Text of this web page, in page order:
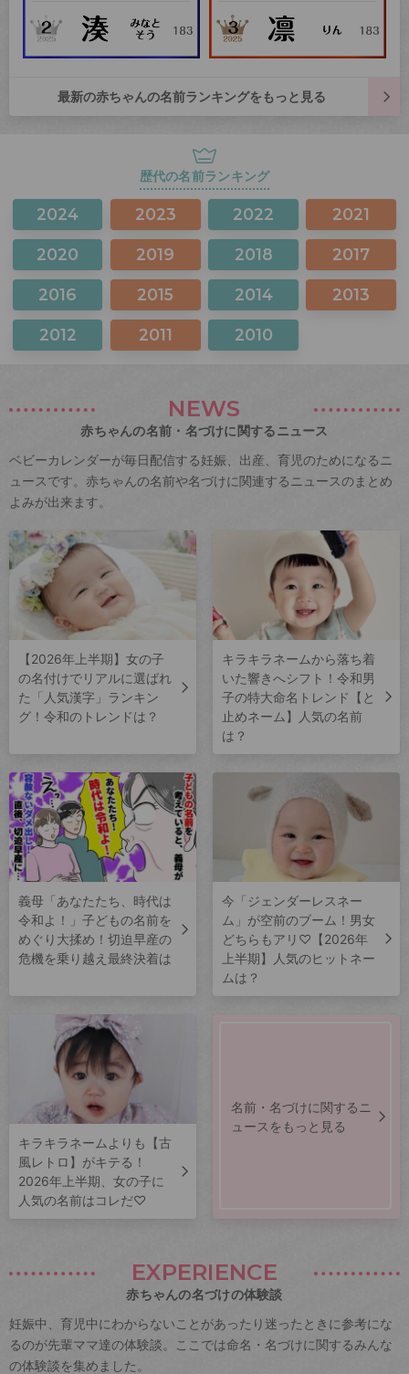
最新の赤ちゃんの名前ランキングをもっと見る
歴代の名前ランキング
2024 2023 2022 2021
2020 2019 2018 2017
2016 2015 2014 2013
2012 2011 2010
NEWS
赤ちゃんの名前・名づけに関するニュース
ベビーカレンダーが毎日配信する妊娠、出産、育児のためになるニ
ュースです。赤ちゃんの名前や名づけに関連するニュースのまとめ
よみが出来ます。
【2026年上半期】女の子
の名付けでリアルに選ばれ
た「人気漢字」ランキン
グ！令和のトレンドは？
キラキラネームから落ち着
いた響きへシフト！令和男
子の特大命名トレンド【と
止めネーム】人気の名前
は？
義母「あなたたち、時代は
令和よ！」子どもの名前を
めぐり大揉め！切迫早産の
危機を乗り越え最終決着は
今「ジェンダーレスネー
ム」が空前のブーム！男女
どちらもアリ♡【2026年
上半期】人気のヒットネー
ムは？
キラキラネームよりも【古
風レトロ】がキテる！
2026年上半期、女の子に
人気の名前はコレだ♡
名前・名づけに関するニ
ュースをもっと見る
EXPERIENCE
赤ちゃんの名づけの体験談
妊娠中、育児中にわからないことがあったり迷ったときに参考にな
るのが先輩ママ達の体験談。ここでは命名・名づけに関するみんな
の体験談を集めました。